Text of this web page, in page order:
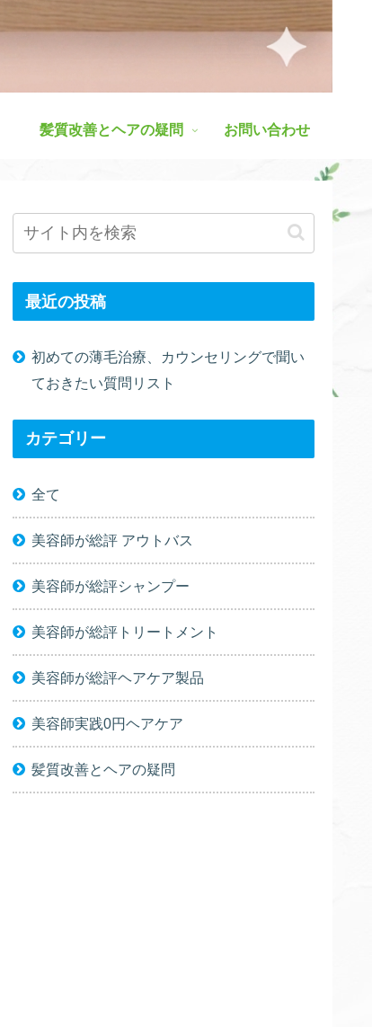
髪質改善とヘアの疑問 お問い合わせ
最近の投稿
初めての薄毛治療、カウンセリングで聞い
ておきたい質問リスト
カテゴリー
全て
美容師が総評 アウトバス
美容師が総評シャンプー
美容師が総評トリートメント
美容師が総評ヘアケア製品
美容師実践0円ヘアケア
髪質改善とヘアの疑問